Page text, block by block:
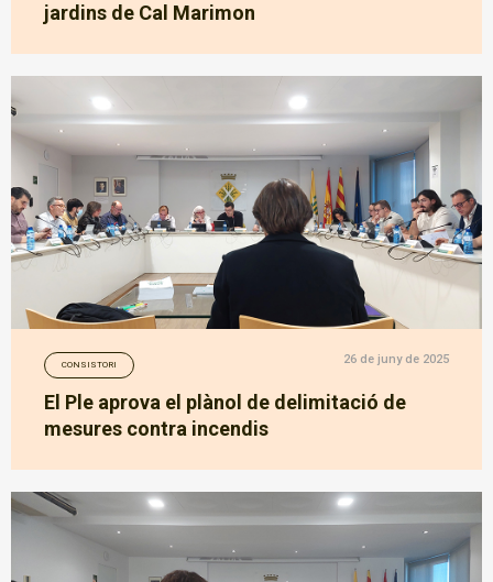
jardins de Cal Marimon
CONSISTORI 26 de juny de 2025
El Ple aprova el plànol de delimitació de
mesures contra incendis